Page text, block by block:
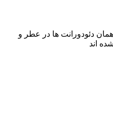
دئودورانت ها در عطر و
اند